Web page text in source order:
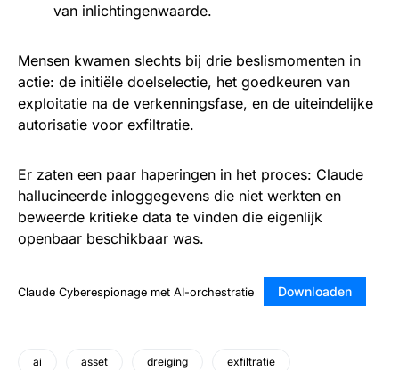
van inlichtingenwaarde.
Mensen kwamen slechts bij drie beslismomenten in
actie: de initiële doelselectie, het goedkeuren van
exploitatie na de verkenningsfase, en de uiteindelijke
autorisatie voor exfiltratie.
Er zaten een paar haperingen in het proces: Claude
hallucineerde inloggegevens die niet werkten en
beweerde kritieke data te vinden die eigenlijk
openbaar beschikbaar was.
Claude Cyberespionage met AI-orchestratie Downloaden
ai asset dreiging exfiltratie